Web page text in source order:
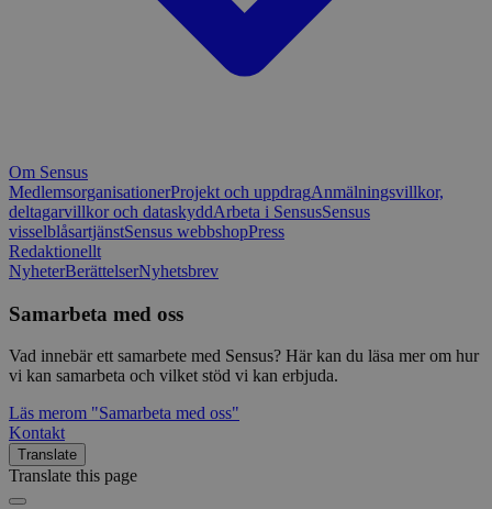
Om Sensus
MedlemsorganisationerProjekt och uppdragAnmälningsvillkor,
deltagarvillkor och dataskyddArbeta i SensusSensus
visselblåsartjänstSensus webbshopPress
Redaktionellt
NyheterBerättelserNyhetsbrev
Samarbeta med oss
Vad innebär ett samarbete med Sensus? Här kan du läsa mer om hur
vi kan samarbeta och vilket stöd vi kan erbjuda.
Läs merom "Samarbeta med oss"
Kontakt
Translate
Translate this page